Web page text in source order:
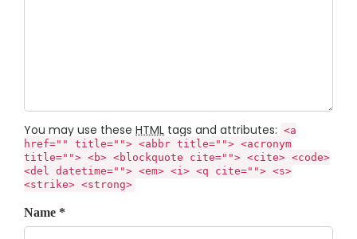
You may use these HTML tags and attributes: <a
href="" title=""> <abbr title=""> <acronym
title=""> <b> <blockquote cite=""> <cite> <code>
<del datetime=""> <em> <i> <q cite=""> <s>
<strike> <strong>
Name *